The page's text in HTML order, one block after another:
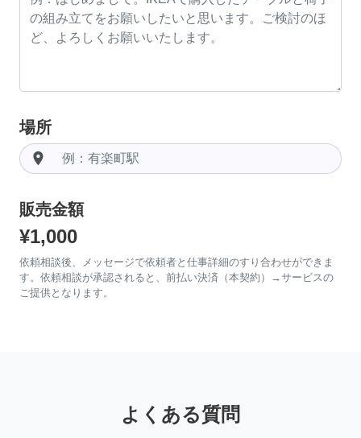
場所
room
販売金額
¥1,000
依頼相談後、メッセージで依頼者と仕事詳細のすり合わせができま
す。依頼相談が承認されると、前払い決済（本契約）→サービスの
ご提供となります。
よくある質問